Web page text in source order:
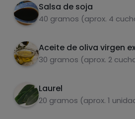
Salsa de soja
40 gramos (aprox. 4
Aceite de oliva virgen
30 gramos (aprox. 2
Laurel
20 gramos (aprox. 1
Hazte PLUS para ver la